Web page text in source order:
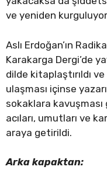
ve yeniden
Aslı Erdoğan’ın
Karakarga Dergi’de
dilde kitaplaştırıldı
ulaşması içinse
sokaklara kavuşması
acıları, umutları ve
araya getirildi.
Arka kapaktan: